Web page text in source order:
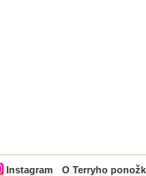
Instagram O Terryho